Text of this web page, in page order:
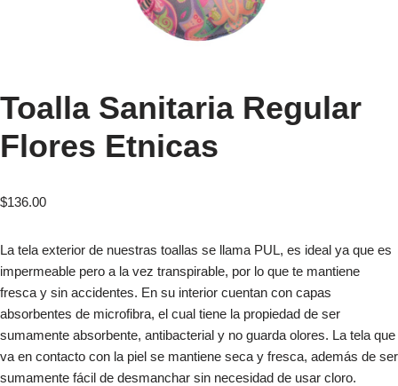
Toalla Sanitaria Regular
Flores Etnicas
$136.00
La tela exterior de nuestras toallas se llama PUL, es ideal ya que es
impermeable pero a la vez transpirable, por lo que te mantiene
fresca y sin accidentes. En su interior cuentan con capas
absorbentes de microfibra, el cual tiene la propiedad de ser
sumamente absorbente, antibacterial y no guarda olores. La tela que
va en contacto con la piel se mantiene seca y fresca, además de ser
sumamente fácil de desmanchar sin necesidad de usar cloro.